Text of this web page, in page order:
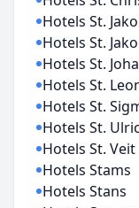
Hotels St.
Hotels St.
Hotels St.
Hotels St.
Hotels St.
Hotels St.
Hotels St.
Hotels Stams
Hotels Stans